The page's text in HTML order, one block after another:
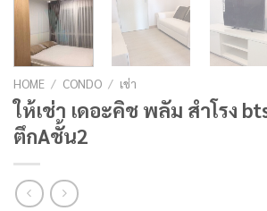
HOME / CONDO / เช่า
ให้เช่า เดอะคิช พลัม สำโรง
ตึกAชั้น2